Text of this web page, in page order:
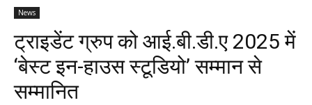
News
ट्राइडेंट ग्रुप को आई.बी.डी.ए 2025 में
‘बेस्ट इन-हाउस स्टूडियो’ सम्मान से
सम्मानित